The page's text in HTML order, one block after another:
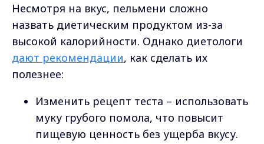
Несмотря на вкус, пельмени сложно
назвать диетическим продуктом из-за
высокой калорийности. Однако диетологи
дают рекомендации, как сделать их
полезнее:
Изменить рецепт теста – использовать
муку грубого помола, что повысит
пищевую ценность без ущерба вкусу.